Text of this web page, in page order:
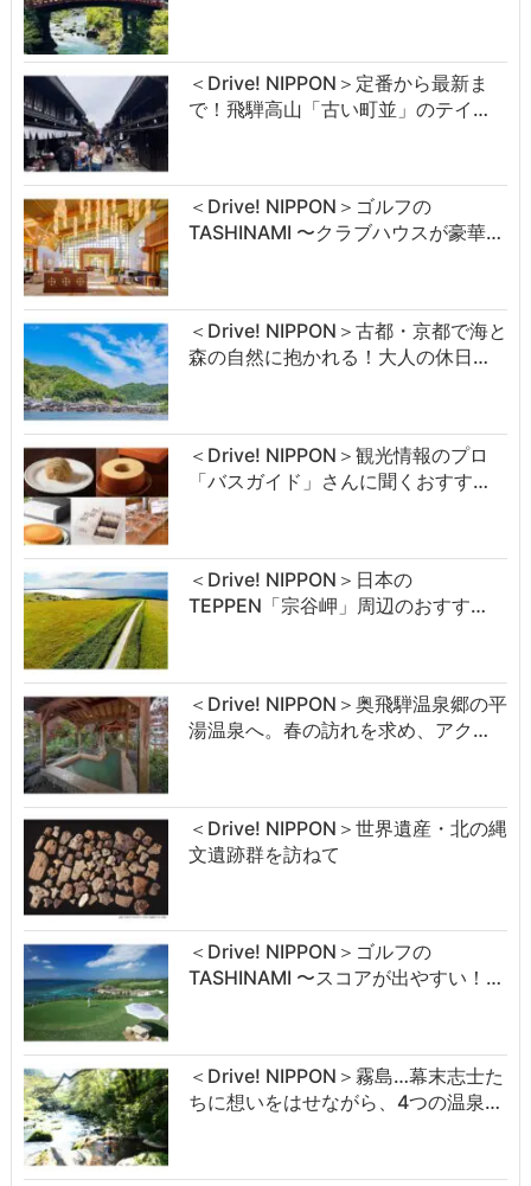
＜Drive! NIPPON＞定番から最新ま
で！飛騨高山「古い町並」のテイ…
＜Drive! NIPPON＞ゴルフの
TASHINAMI 〜クラブハウスが豪華…
＜Drive! NIPPON＞古都・京都で海と
森の自然に抱かれる！大人の休日…
＜Drive! NIPPON＞観光情報のプロ
「バスガイド」さんに聞くおすす…
＜Drive! NIPPON＞日本の
TEPPEN「宗谷岬」周辺のおすす…
＜Drive! NIPPON＞奥飛騨温泉郷の平
湯温泉へ。春の訪れを求め、アク…
＜Drive! NIPPON＞世界遺産・北の縄
文遺跡群を訪ねて
＜Drive! NIPPON＞ゴルフの
TASHINAMI 〜スコアが出やすい！…
＜Drive! NIPPON＞霧島…幕末志士た
ちに想いをはせながら、4つの温泉…